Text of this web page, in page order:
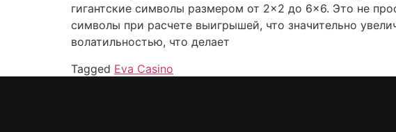
гигантские символы размером от 2×2 до 6×6. Это не
символы при расчете выигрышей, что значительно
волатильностью, что делает
Tagged Eva Casino